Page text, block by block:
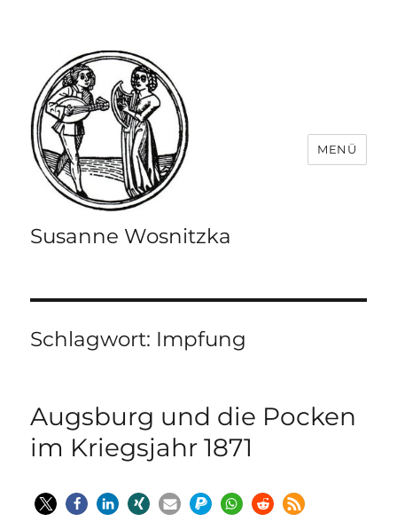
Susanne Wosnitzka
MENÜ
Schlagwort: Impfung
Augsburg und die Pocken
im Kriegsjahr 1871